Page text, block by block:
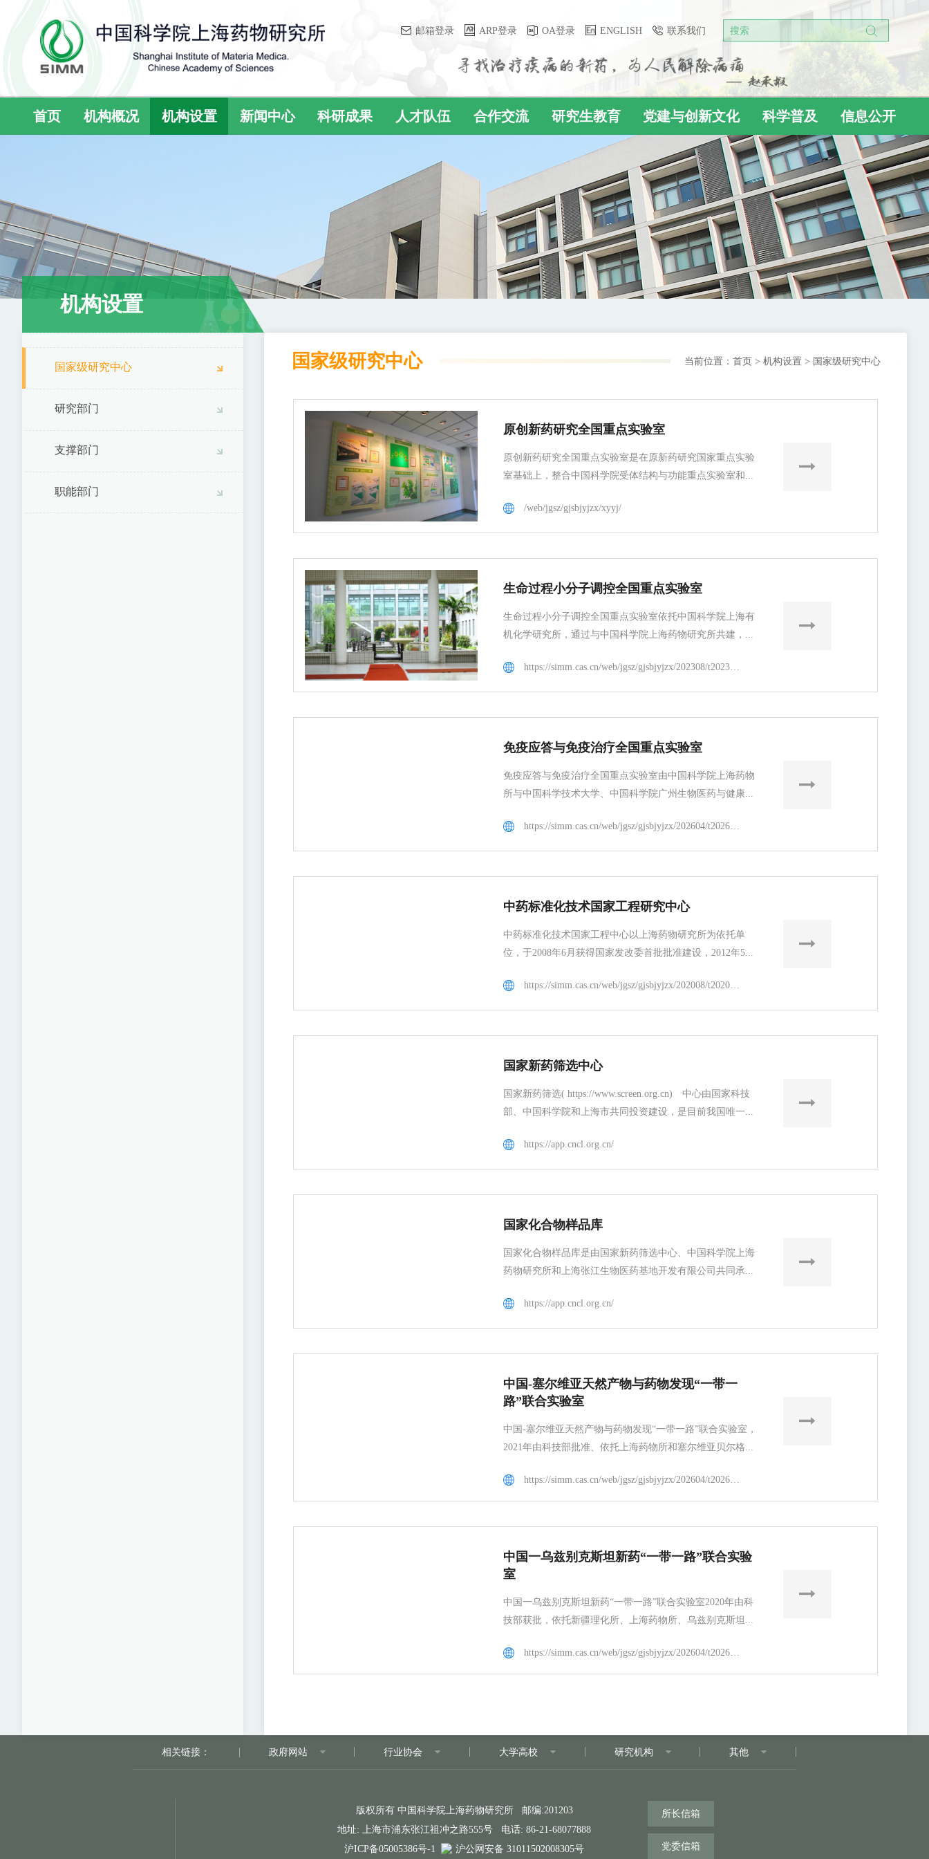
邮箱登录 ARP登录 OA登录 ENGLISH 联系我们 搜索
首页 机构概况 机构设置 新闻中心 科研成果 人才队伍 合作交流 研究生教育 党建与创新文化 科学普及 信息公开
机构设置
国家级研究中心
研究部门
支撑部门
职能部门
国家级研究中心 当前位置： 首页 > 机构设置 > 国家级研究中心
原创新药研究全国重点实验室
原创新药研究全国重点实验室是在原新药研究国家重点实验
室基础上，整合中国科学院受体结构与功能重点实验室和...
/web/jgsz/gjsbjyjzx/xyyj/
生命过程小分子调控全国重点实验室
生命过程小分子调控全国重点实验室依托中国科学院上海有
机化学研究所，通过与中国科学院上海药物研究所共建，...
https://simm.cas.cn/web/jgsz/gjsbjyjzx/202308/t20230814_6859212.html
免疫应答与免疫治疗全国重点实验室
免疫应答与免疫治疗全国重点实验室由中国科学院上海药物
所与中国科学技术大学、中国科学院广州生物医药与健康...
https://simm.cas.cn/web/jgsz/gjsbjyjzx/202604/t20260403_8181365.html
中药标准化技术国家工程研究中心
中药标准化技术国家工程中心以上海药物研究所为依托单
位，于2008年6月获得国家发改委首批批准建设，2012年5...
https://simm.cas.cn/web/jgsz/gjsbjyjzx/202008/t20200821_5664938.html
国家新药筛选中心
国家新药筛选( https://www.screen.org.cn) 中心由国家科技
部、中国科学院和上海市共同投资建设，是目前我国唯一...
https://app.cncl.org.cn/
国家化合物样品库
国家化合物样品库是由国家新药筛选中心、中国科学院上海
药物研究所和上海张江生物医药基地开发有限公司共同承...
https://app.cncl.org.cn/
中国-塞尔维亚天然产物与药物发现“一带一
路”联合实验室
中国-塞尔维亚天然产物与药物发现“一带一路”联合实验室，
2021年由科技部批准、依托上海药物所和塞尔维亚贝尔格...
https://simm.cas.cn/web/jgsz/gjsbjyjzx/202604/t20260403_8181392.html
中国一乌兹别克斯坦新药“一带一路”联合实验
室
中国一乌兹别克斯坦新药“一带一路”联合实验室2020年由科
技部获批，依托新疆理化所、上海药物所、乌兹别克斯坦...
https://simm.cas.cn/web/jgsz/gjsbjyjzx/202604/t20260403_8181381.html
相关链接： 政府网站 行业协会 大学高校 研究机构 其他
版权所有 中国科学院上海药物研究所 邮编:201203
地址: 上海市浦东张江祖冲之路555号 电话: 86-21-68077888
沪ICP备05005386号-1
沪公网安备 31011502008305号
所长信箱
党委信箱